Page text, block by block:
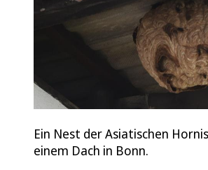
Ein Nest der Asiatischen
einem Dach in Bonn.